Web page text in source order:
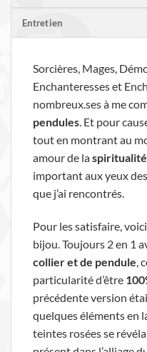
Entretien
Sorcières, Mages,
Enchanteresses et
nombreux.ses à me
pendules. Et pour
tout en montrant au
amour de la
important aux yeux
que j’ai rencontrés.
Pour les satisfaire,
bijou. Toujours 2 en 1
collier et de pendule,
particularité d’être
précédente version
quelques éléments en
teintes rosées se